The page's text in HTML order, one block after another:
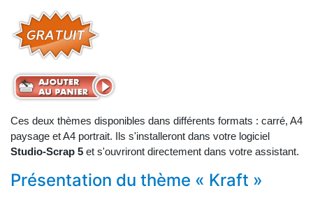
Ces deux thèmes disponibles dans différents formats : carré, A4
paysage et A4 portrait. Ils s'installeront dans votre logiciel
Studio-Scrap 5 et s'ouvriront directement dans votre assistant.
Présentation du thème « Kraft »